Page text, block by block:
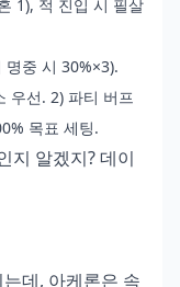
1), 적 진입 시 필살
명중 시 30%×3).
우선. 2) 파티 버프
목표 세팅.
지 알겠지? 데이
데, 아케론은 속